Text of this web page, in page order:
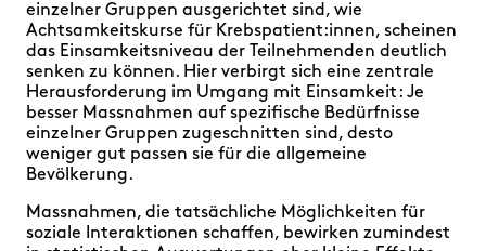
einzelner Gruppen ausgerichtet sind, wie
Achtsamkeitskurse für Krebspatient:innen, scheinen
das Einsamkeitsniveau der Teilnehmenden deutlich
senken zu können. Hier verbirgt sich eine zentrale
Herausforderung im Umgang mit Einsamkeit : Je
besser Massnahmen auf spezifische Bedürfnisse
einzelner Gruppen zugeschnitten sind, desto
weniger gut passen sie für die allgemeine
Bevölkerung.
Massnahmen, die tatsächliche Möglichkeiten für
soziale Interaktionen schaffen, bewirken zumindest